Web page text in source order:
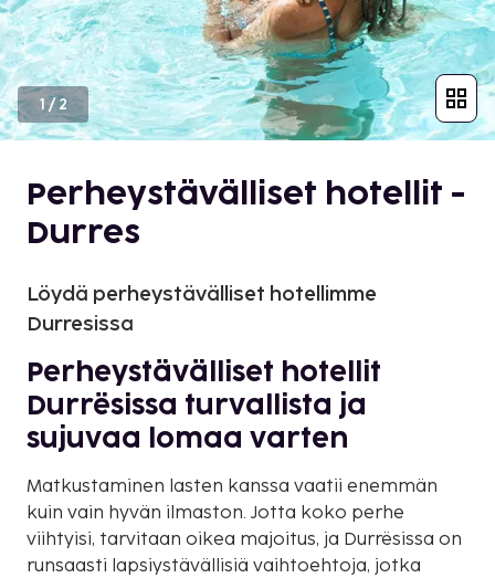
1/2
Perheystävälliset hotellit -
Durres
Löydä perheystävälliset hotellimme
Durresissa
Perheystävälliset hotellit
Durrësissa turvallista ja
sujuvaa lomaa varten
Matkustaminen lasten kanssa vaatii enemmän
kuin vain hyvän ilmaston. Jotta koko perhe
viihtyisi, tarvitaan oikea majoitus, ja Durrësissa on
runsaasti lapsiystävällisiä vaihtoehtoja, jotka